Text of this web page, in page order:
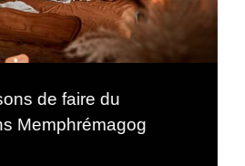
de faire du
Memphrémagog